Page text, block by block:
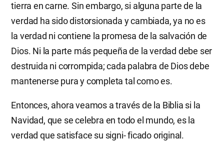
tierra en carne. Sin embargo, si alguna parte de la
verdad ha sido distorsionada y cambiada, ya no es
la verdad ni contiene la promesa de la salvación de
Dios. Ni la parte más pequeña de la verdad debe ser
destruida ni corrompida; cada palabra de Dios debe
mantenerse pura y completa tal como es.
Entonces, ahora veamos a través de la Biblia si la
Navidad, que se celebra en todo el mundo, es la
verdad que satisface su signi- ficado original.